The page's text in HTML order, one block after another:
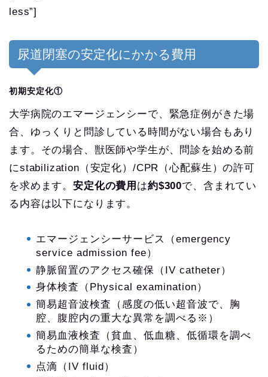
less”]
尿道閉塞の安定化にかかる費用
初期安定化①
大学病院のエマージェンシーで、緊急症例がきた場
合、ゆっくりと問診している時間がない場合もあり
ます。その場合、獣医師や学生が、問診を始める前
にstabilization（安定化）/CPR（心配蘇生）の許可
を求めます。安定化の費用 は約$300で、含まれてい
る内容は以下になります。
エマージェンシーサービス（emergency
service admission fee）
静脈留置のアクセス確保（IV catheter）
身体検査（Physical examination）
簡易超音波検査（感度の低い超音波で、胸
腔、腹腔内の重大な異常を調べる※）
簡易血液検査（貧血、低血糖、低循環を調べ
るための簡単な検査）
点滴（IV fluid）